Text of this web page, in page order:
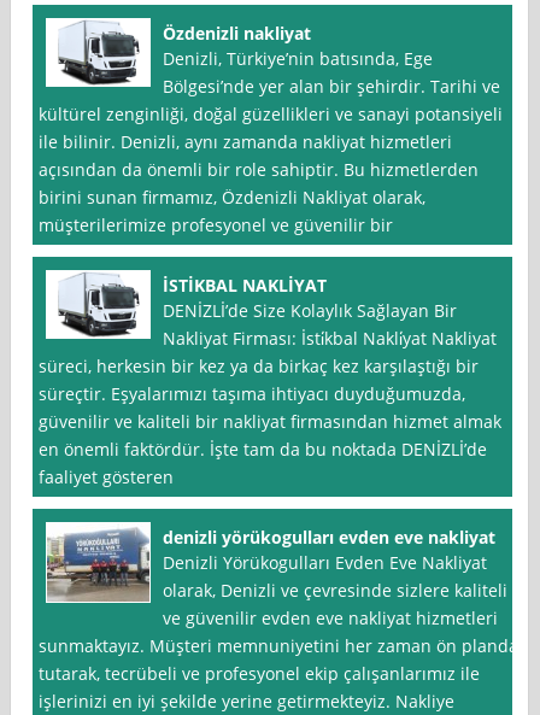
Özdenizli nakliyat
Denizli, Türkiye’nin batısında, Ege
Bölgesi’nde yer alan bir şehirdir. Tarihi ve
kültürel zenginliği, doğal güzellikleri ve sanayi potansiyeli
ile bilinir. Denizli, aynı zamanda nakliyat hizmetleri
açısından da önemli bir role sahiptir. Bu hizmetlerden
birini sunan firmamız, Özdenizli Nakliyat olarak,
müşterilerimize profesyonel ve güvenilir bir
İSTİKBAL NAKLİYAT
DENİZLİ’de Size Kolaylık Sağlayan Bir
Nakliyat Firması: İsti̇kbal Nakli̇yat Nakliyat
süreci, herkesin bir kez ya da birkaç kez karşılaştığı bir
süreçtir. Eşyalarımızı taşıma ihtiyacı duyduğumuzda,
güvenilir ve kaliteli bir nakliyat firmasından hizmet almak
en önemli faktördür. İşte tam da bu noktada DENİZLİ’de
faaliyet gösteren
denizli yörükogulları evden eve nakliyat
Denizli Yörükogulları Evden Eve Nakliyat
olarak, Denizli ve çevresinde sizlere kaliteli
ve güvenilir evden eve nakliyat hizmetleri
sunmaktayız. Müşteri memnuniyetini her zaman ön planda
tutarak, tecrübeli ve profesyonel ekip çalışanlarımız ile
işlerinizi en iyi şekilde yerine getirmekteyiz. Nakliye